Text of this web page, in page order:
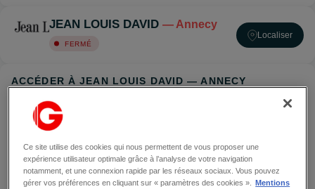
JEAN LOUIS DAVID — Annecy
FERMÉ
Localiser
ACCÉDER À JEAN LOUIS DAVID — ANNECY
Ce site utilise des cookies qui nous permettent de vous proposer une
expérience utilisateur optimale grâce à l’analyse de votre navigation
notamment, et une connexion rapide par les réseaux sociaux. Vous pouvez
gérer vos préférences en cliquant sur « paramètres des cookies ».
Mentions